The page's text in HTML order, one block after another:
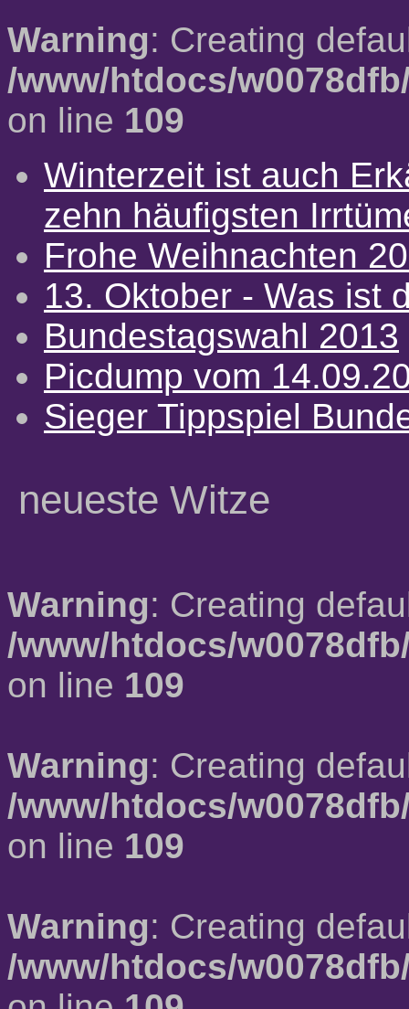
Warning: Creating
/www/htdocs/
on line 109
Winterzeit ist auch
zehn häufigsten
Frohe Weihnachten
13. Oktober - Was ist
Bundestagswahl 2013
Picdump vom
Sieger Tippspiel
neueste Witze
Warning: Creating
/www/htdocs/
on line 109
Warning: Creating
/www/htdocs/
on line 109
Warning: Creating
/www/htdocs/